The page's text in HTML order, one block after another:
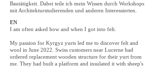
Bautätigkeit. Dabei teile ich mein Wissen durch Workshops
mit Architekturstudierenden und anderen Interessierten.
EN
I am often asked how and when I got into felt.
My passion for Kyrgyz yurts led me to discover felt and
wool in June 2022. Swiss customers near Lucerne had
ordered replacement wooden structure for their yurt from
me. They had built a platform and insulated it with sheep's